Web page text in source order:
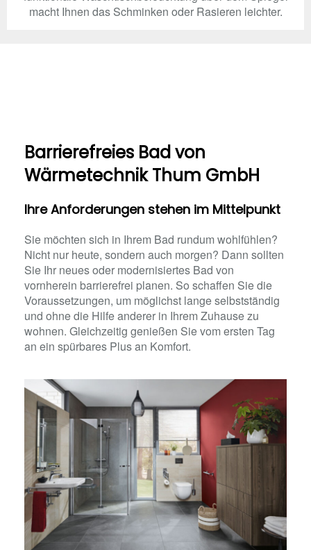
macht Ihnen das Schminken oder Rasieren leichter.
Barrierefreies Bad von
Wärmetechnik Thum GmbH
Ihre Anforderungen stehen im Mittelpunkt
Sie möchten sich in Ihrem Bad rundum wohlfühlen?
Nicht nur heute, sondern auch morgen? Dann sollten
Sie Ihr neues oder modernisiertes Bad von
vornherein barrierefrei planen. So schaffen Sie die
Voraussetzungen, um möglichst lange selbstständig
und ohne die Hilfe anderer in Ihrem Zuhause zu
wohnen. Gleichzeitig genießen Sie vom ersten Tag
an ein spürbares Plus an Komfort.